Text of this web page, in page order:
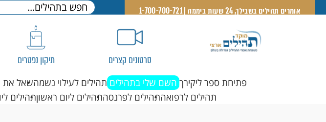
אומרים תהילים בשבילך, 24 שעות ביממה | 1-700-700-721
סרטונים קצרים תיקון נפטרים
פתיחת ספר ליקירך השם שלי בתהילים תהילים לעילוי נשמהשאל את
תהילים לרפואהתהילים לפרנסהתהילים ליום ראשוןתהילים